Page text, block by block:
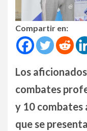
Compartir en:
Los
combates
y 10 combates
que se